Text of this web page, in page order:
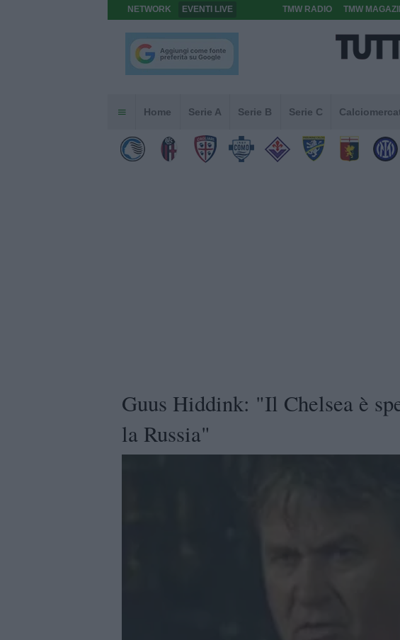
NETWORK EVENTI LIVE TMW RADIO TMW
Home Serie A Serie B Serie C
Guus Hiddink: "Il Chelsea è
la Russia"